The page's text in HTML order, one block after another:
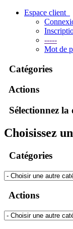
Espace client
-----
Mot de
Catégories
Actions
Sélectionnez la
Choisissez
Catégories
Actions